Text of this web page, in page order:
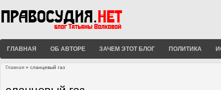
ГЛАВНАЯ ОБ АВТОРЕ ЗАЧЕМ ЭТОТ БЛОГ ПОЛИТИКА
Главная » сланцевый газ